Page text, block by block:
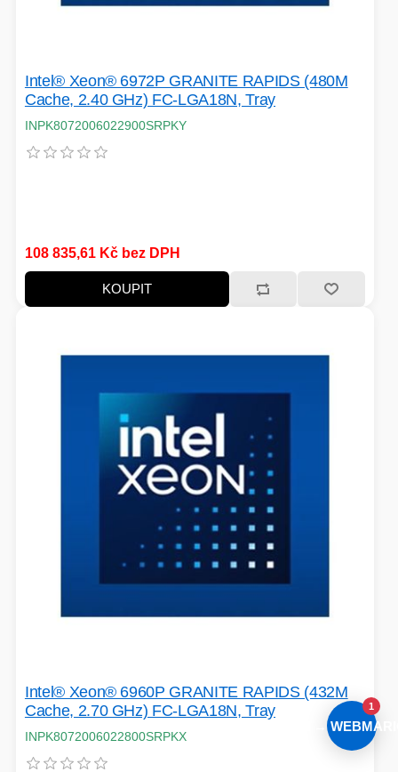
Intel® Xeon® 6972P GRANITE RAPIDS (480M
Cache, 2.40 GHz) FC-LGA18N, Tray
INPK8072006022900SRPKY
108 835,61 Kč bez DPH
KOUPIT
Intel® Xeon® 6960P GRANITE RAPIDS (432M
Cache, 2.70 GHz) FC-LGA18N, Tray
INPK8072006022800SRPKX
AI →
1